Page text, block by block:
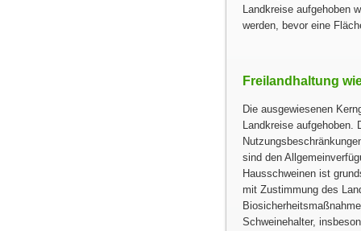
Landkreise aufgehoben
werden, bevor eine
Freilandhaltung
Die ausgewiesenen
Landkreise aufgehoben.
sind den
Hausschweinen ist
mit Zustimmung des
Schweinehalter,